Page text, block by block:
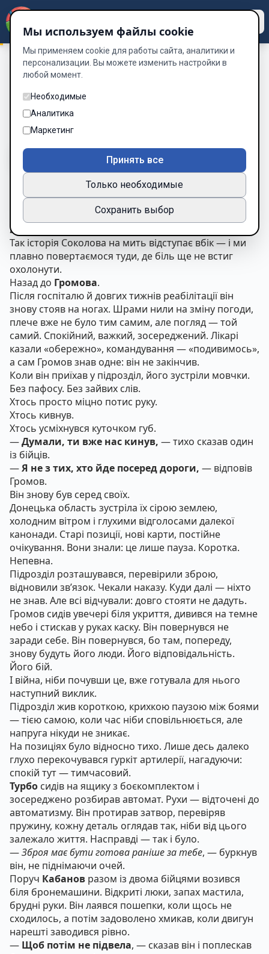
Історія Двох Солдат
Глава 37. Повернення Громова
Глава 37 из 60
Шрифт
Глава 37. Повернення Громова
«Війна не питає, чи ти готовий повернутися.
Вона просто знову називає твоє ім’я».
Так історія Соколова на мить відступає вбік — і ми
плавно повертаємося туди, де біль ще не встиг
охолонути.
Назад до Громова.
Після госпіталю й довгих тижнів реабілітації він
знову стояв на ногах. Шрами нили на зміну погоди,
плече вже не було тим самим, але погляд — той
самий. Спокійний, важкий, зосереджений. Лікарі
казали «обережно», командування — «подивимось»,
а сам Громов знав одне: він не закінчив.
Коли він приїхав у підрозділ, його зустріли мовчки.
Без пафосу. Без зайвих слів.
Хтось просто міцно потис руку.
Хтось кивнув.
Хтось усміхнувся куточком губ.
—Думали, ти вже нас кинув, — тихо сказав один
із бійців.
—Я не з тих, хто йде посеред дороги, — відповів
Громов.
Він знову був серед своїх.
Донецька область зустріла їх сірою землею,
холодним вітром і глухими відголосами далекої
канонади. Старі позиції, нові карти, постійне
очікування. Вони знали: це лише пауза. Коротка.
Непевна.
Підрозділ розташувався, перевірили зброю,
відновили зв’язок. Чекали наказу. Куди далі — ніхто
не знав. Але всі відчували: довго стояти не дадуть.
Громов сидів увечері біля укриття, дивився на темне
небо і стискав у руках каску. Він повернувся не
заради себе. Він повернувся, бо там, попереду,
знову будуть його люди. Його відповідальність.
Його бій.
І війна, ніби почувши це, вже готувала для нього
наступний виклик.
Підрозділ жив короткою, крихкою паузою між боями
— тією самою, коли час ніби сповільнюється, але
напруга нікуди не зникає.
На позиціях було відносно тихо. Лише десь далеко
глухо перекочувався гуркіт артилерії, нагадуючи:
спокій тут — тимчасовий.
Турбо сидів на ящику з боєкомплектом і
зосереджено розбирав автомат. Рухи — відточені до
автоматизму. Він протирав затвор, перевіряв
пружину, кожну деталь оглядав так, ніби від цього
залежало життя. Насправді — так і було.
—Зброя має бути готова раніше за тебе, — буркнув
він, не піднімаючи очей.
Поруч Кабанов разом із двома бійцями возився
біля бронемашини. Відкриті люки, запах мастила,
брудні руки. Він лаявся пошепки, коли щось не
сходилось, а потім задоволено хмикав, коли двигун
нарешті заводився рівно.
— Щоб потім не підвела, — сказав він і поплескав
Мы используем файлы cookie
Мы применяем cookie для работы сайта, аналитики и
персонализации. Вы можете изменить настройки в
любой момент.
Необходимые
Аналитика
Маркетинг
Принять все
Только необходимые
Сохранить выбор